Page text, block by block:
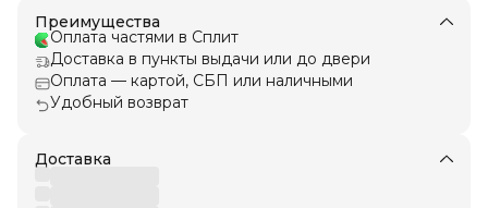
Преимущества
Оплата частями в Сплит
Доставка в пункты выдачи или до двери
Оплата — картой, СБП или наличными
Удобный возврат
Доставка